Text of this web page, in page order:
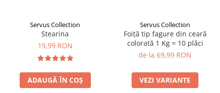
Servus Collection
Stearina
19,99 RON
ADAUGĂ ÎN COȘ
Servus Collection
Foiță tip fagure din ceară
colorată 1 Kg = 10 plăci
de la 69,99 RON
VEZI VARIANTE